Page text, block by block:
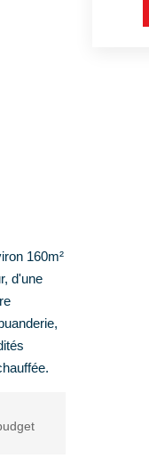
160m²
d'une